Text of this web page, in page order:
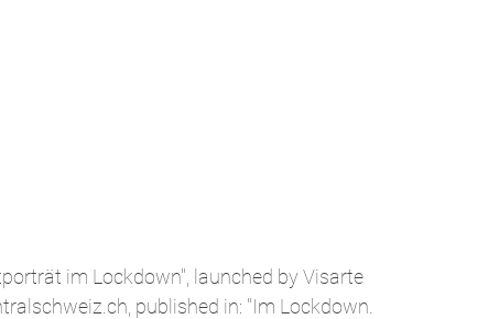
im Lockdown", launched by Visarte
, published in: "Im Lockdown.